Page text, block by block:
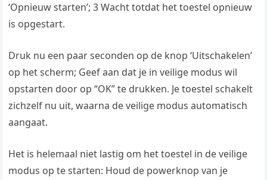
‘Opnieuw starten’; 3 Wacht totdat het toestel opnieuw
is opgestart.
Druk nu een paar seconden op de knop ‘Uitschakelen’
op het scherm; Geef aan dat je in veilige modus wil
opstarten door op “OK” te drukken. Je toestel schakelt
zichzelf nu uit, waarna de veilige modus automatisch
aangaat.
Het is helemaal niet lastig om het toestel in de veilige
modus op te starten: Houd de powerknop van je